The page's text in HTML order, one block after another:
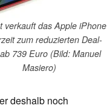
verkauft das Apple iPhone
zum reduzierten Deal-
739 Euro (Bild: Manuel
Masiero)
deshalb noch